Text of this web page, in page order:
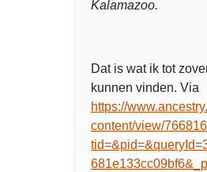
Kalamazoo.
Dat is wat ik tot
kunnen vinden. Via
https://
content/view/